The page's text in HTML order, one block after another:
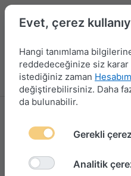
Menü Giriş yap
Evet, çerez
Hangi tanımlama
reddedeceğinize siz karar
istediğiniz zaman
değiştirebilirsiniz. Daha
da bulunabilir.
Gerekli
Analitik